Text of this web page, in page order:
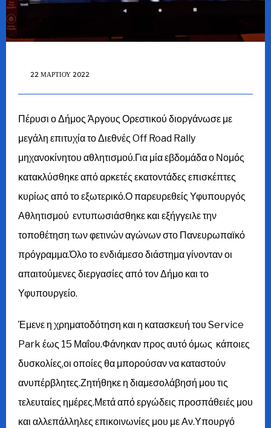
22 ΜΑΡΤΊΟΥ 2022
Πέρυσι ο Δήμος Άργους Ορεστικού διοργάνωσε με
μεγάλη επιτυχία το Διεθνές Off Road Rally
μηχανοκίνητου αθλητισμού.Για μία εβδομάδα ο Νομός
κατακλύσθηκε από αρκετές εκατοντάδες επισκέπτες
κυρίως από το εξωτερικό.Ο παρευρεθείς Υφυπουργός
Αθλητισμού εντυπωσιάσθηκε και εξήγγειλε την
τοποθέτηση των φετινών αγώνων στο Πανευρωπαϊκό
πρόγραμμα.Όλο το ενδιάμεσο διάστημα γίνονταν οι
απαιτούμενες διεργασίες από τον Δήμο και το
Υφυπουργείο.
Έμενε η χρηματοδότηση και η κατασκευή του Service
Park έως 15 Μαΐου.Φάνηκαν προς αυτό όμως κάποιες
δυσκολίες,οι οποίες θα μπορούσαν να καταστούν
ανυπέρβλητες.Ζητήθηκε η διαμεσολάβησή μου τις
τελευταίες ημέρες.Μετά από εργώδεις προσπάθειές μου
και αλλεπάλληλες επικοινωνίες μου με Αν.Υπουργό